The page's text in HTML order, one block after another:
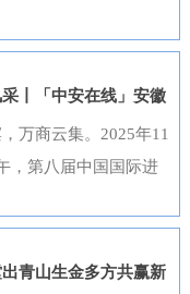
四部作品全部获奖，
居全国首位，并荣
行安徽省分行高度重
与。95名员工利用业
丨「中安在线」安徽
博会
万商云集。2025年11
，第八届中国国际进
，安徽交易团携科技
厚重文化底蕴再度亮
青山生金多方共赢新